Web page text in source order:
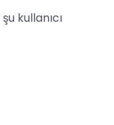
kullanıcı